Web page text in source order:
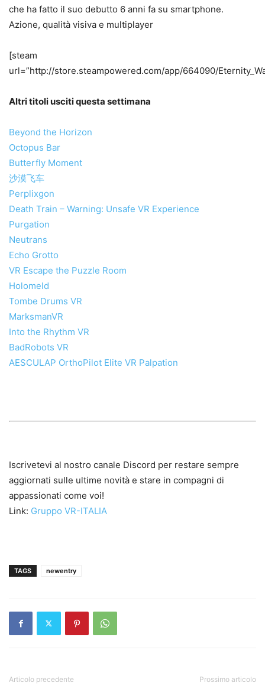
che ha fatto il suo debutto 6 anni fa su smartphone.
Azione, qualità visiva e multiplayer
[steam
url=”http://store.steampowered.com/app/664090/
Altri titoli usciti questa settimana
Beyond the Horizon
Octopus Bar
Butterfly Moment
沙漠飞车
Perplixgon
Death Train – Warning: Unsafe VR Experience
Purgation
Neutrans
Echo Grotto
VR Escape the Puzzle Room
Holomeld
Tombe Drums VR
MarksmanVR
Into the Rhythm VR
BadRobots VR
AESCULAP OrthoPilot Elite VR Palpation
Iscrivetevi al nostro canale Discord per restare sempre
aggiornati sulle ultime novità e stare in compagni di
appassionati come voi!
Link: Gruppo VR-ITALIA
TAGS newentry
Articolo precedente Prossimo articolo